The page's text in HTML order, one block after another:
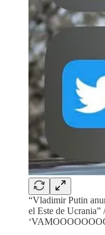
“Vladimir Putin
el Este de Ucrania”